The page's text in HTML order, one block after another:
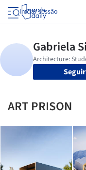
Iniciar sessão
Seguir
ART PRISON